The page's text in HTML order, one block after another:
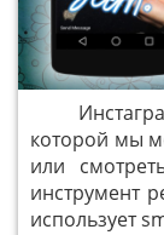
которой мы
или
инструмент
использует